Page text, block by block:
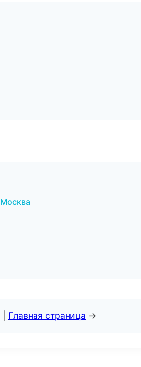
Главная страница →